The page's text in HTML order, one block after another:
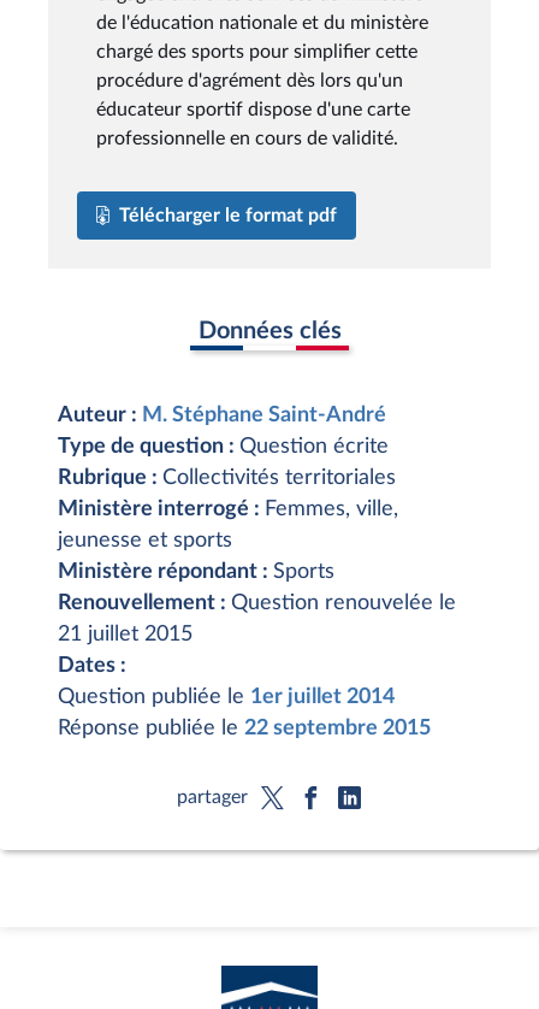
de l'éducation nationale et du ministère
chargé des sports pour simplifier cette
procédure d'agrément dès lors qu'un
éducateur sportif dispose d'une carte
professionnelle en cours de validité.
Télécharger le format pdf
Données clés
Auteur : M. Stéphane Saint-André
Type de question : Question écrite
Rubrique : Collectivités territoriales
Ministère interrogé : Femmes, ville,
jeunesse et sports
Ministère répondant : Sports
Renouvellement : Question renouvelée le
21 juillet 2015
Dates :
Question publiée le 1er juillet 2014
Réponse publiée le 22 septembre 2015
partager